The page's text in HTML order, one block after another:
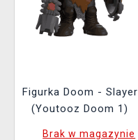
Figurka Doom - Slayer
(Youtooz Doom 1)
Brak w magazynie